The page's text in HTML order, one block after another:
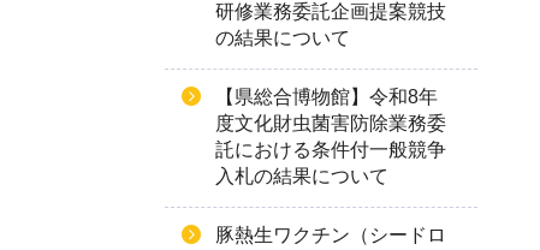
研修業務委託企画提案競技
の結果について
【県総合博物館】令和8年
度文化財虫菌害防除業務委
託における条件付一般競争
入札の結果について
豚熱生ワクチン（シードロ